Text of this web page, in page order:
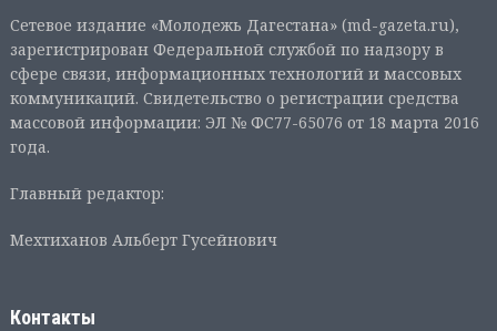
Сетевое издание «Молодежь Дагестана» (md-gazeta.ru),
зарегистрирован Федеральной службой по надзору в
сфере связи, информационных технологий и массовых
коммуникаций. Свидетельство о регистрации средства
массовой информации: ЭЛ № ФС77-65076 от 18 марта 2016
года.
Главный редактор:
Мехтиханов Альберт Гусейнович
Контакты